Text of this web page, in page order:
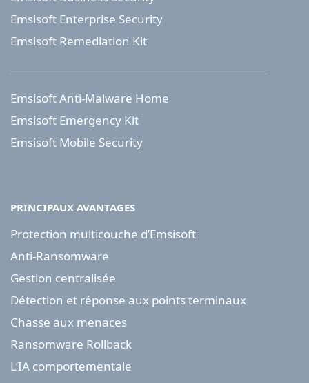
Emsisoft Enterprise Security
Emsisoft Remediation Kit
Emsisoft Anti-Malware Home
Emsisoft Emergency Kit
Emsisoft Mobile Security
PRINCIPAUX AVANTAGES
Protection multicouche d’Emsisoft
Anti-Ransomware
Gestion centralisée
Détection et réponse aux points terminaux
Chasse aux menaces
Ransomware Rollback
L’IA comportementale